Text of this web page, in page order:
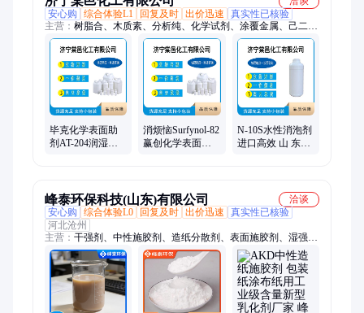
安心购
综合体验L1 回复及时 出价迅速
真实性已核验
主营： 树脂合、木质素、分析纯、化学试剂、涂覆金属、己二醇
酯、油墨pu树脂、水性pu树脂、二乙二醇酯、二酸二甲酯、聚酯
多元醇、树脂固化剂、水性聚氨酯、聚酰胺树脂、聚氨酯树脂、
聚氨酯弹性体、水性喷墨打印、聚碳酸酯二醇、面料柔软整理、
己二酸乙二醇、改性聚酰亚胺
毕克化学表面助
剂AT-204润湿分
消烦恼Surfynol-82
赢创化学表面活
N-10S水性消泡剂
进口高效 山 东产
峰泰环保科技(山东)有限公司
洽谈
安心购
综合体验L0 回复及时 出价迅速
真实性已核验
河北沧州
主营： 干强剂、中性施胶剂、造纸分散剂、表面施胶剂、湿强
剂、淀粉降粘剂、纸张脱墨剂、纸张挺硬剂、石膏增强剂